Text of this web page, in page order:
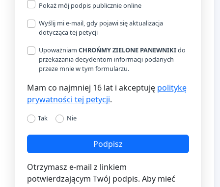
Pokaż mój podpis publicznie online
Wyślij mi e-mail, gdy pojawi się aktualizacja
dotycząca tej petycji
Upoważniam CHROŃMY ZIELONE PANEWNIKIdo
przekazania decydentom informacji podanych
przeze mnie w tym formularzu.
Mam co najmniej 16 lat i akceptuję politykę
prywatności tej petycji.
Tak Nie
Podpisz
Otrzymasz e-mail z linkiem
potwierdzającym Twój podpis. Aby mieć